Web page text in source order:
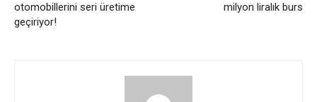
otomobillerini seri üretime
geçiriyor!
milyon liralık burs